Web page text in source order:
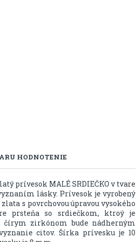
HODNOTENIE
prívesok MALÉ SRDIEČKO v tvare
lásky. Prívesok je vyrobený
s povrchovou úpravou vysokého
prsteňa so srdiečkom, ktroý je
čírym zirkónom bude nádherným
citov. Šírka prívesku je 10